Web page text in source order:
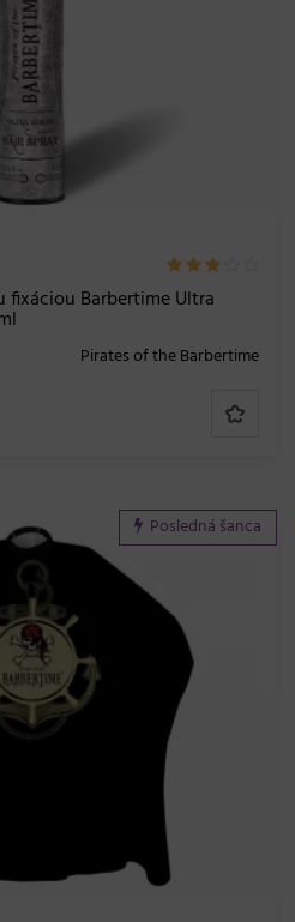
fixáciou Barbertime Ultra
Pirates of the Barbertime
Posledná šanca